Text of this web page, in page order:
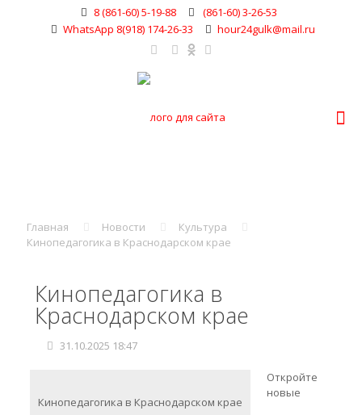
8 (861-60) 5-19-88
(861-60) 3-26-53
WhatsApp 8(918) 174-26-33
hour24gulk@mail.ru
Главная Новости
Культура
Кинопедагогика в Краснодарском крае
Кинопедагогика в
Краснодарском крае
31.10.2025 18:47
Кинопедагогика в Краснодарском крае
Откройте
новые